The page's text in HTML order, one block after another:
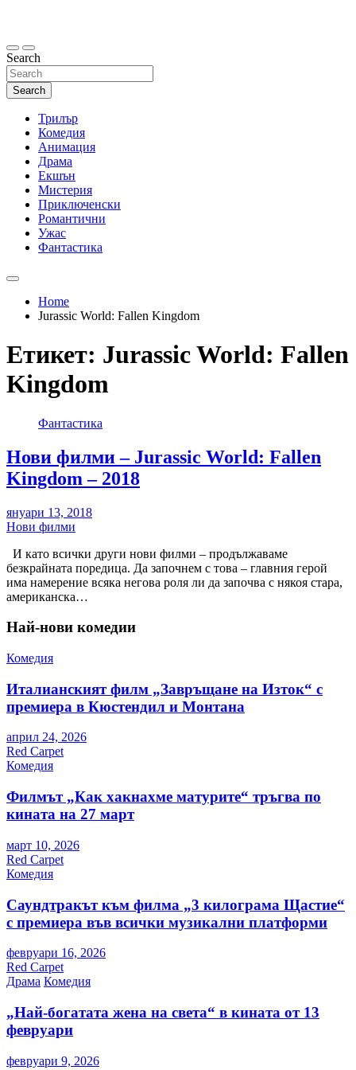
Search
Search
Трилър
Комедия
Анимация
Драма
Екшън
Мистерия
Приключенски
Романтични
Ужас
Фантастика
Home
Jurassic World: Fallen Kingdom
Етикет: Jurassic World: Fallen
Kingdom
Фантастика
Нови филми – Jurassic World: Fallen
Kingdom – 2018
януари 13, 2018
Нови филми
И като всички други нови филми – продължаваме
безкрайната поредица. Да започнем с това – главния герой
има намерение всяка негова роля ли да започва с някоя стара,
американска…
Най-нови комедии
Комедия
Италианският филм „Завръщане на Изток“ с
премиера в Кюстендил и Монтана
април 24, 2026
Red Carpet
Комедия
Филмът „Как хакнахме матурите“ тръгва по
кината на 27 март
март 10, 2026
Red Carpet
Комедия
Саундтракът към филма „3 килограма Щастие“
с премиера във всички музикални платформи
февруари 16, 2026
Red Carpet
Драма Комедия
„Най-богатата жена на света“ в кината от 13
февруари
февруари 9, 2026